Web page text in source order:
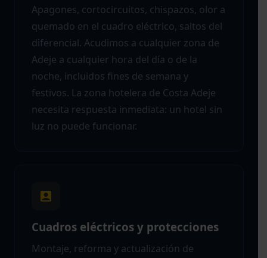
Apagones, cortocircuitos, chispazos, olor a
quemado en el cuadro eléctrico, saltos del
diferencial. Acudimos a cualquier zona de
Adeje a cualquier hora del día o de la
noche, incluidos fines de semana y
festivos. La zona hotelera de Costa Adeje
necesita respuesta inmediata: un hotel sin
luz no puede funcionar.
Cuadros eléctricos y protecciones
Montaje, reforma y actualización de